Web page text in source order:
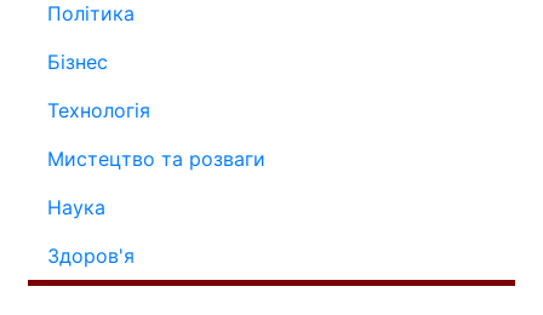
Політика
Бізнес
Технологія
Мистецтво та розваги
Наука
Здоров'я